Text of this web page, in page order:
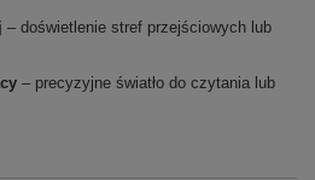
– doświetlenie stref przejściowych lub
– precyzyjne światło do czytania lub